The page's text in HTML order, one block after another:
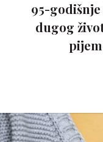
95-
dugog